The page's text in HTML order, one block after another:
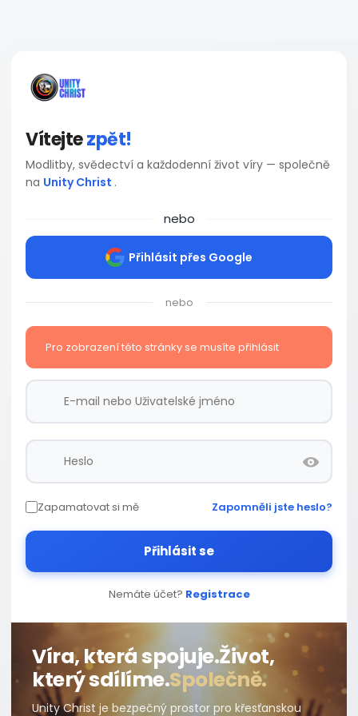
Vítejtezpět!
Modlitby, svědectví a každodenní život víry — společně
na Unity Christ .
nebo
Přihlásit přes Google
nebo
Pro zobrazení této stránky se musíte přihlásit
Zapamatovat si mě Zapomněli jste heslo?
Přihlásit se
Nemáte účet? Registrace
Víra, která spojuje.Život,
který sdílíme.Společně.
Unity Christ je bezpečný prostor pro křesťanskou